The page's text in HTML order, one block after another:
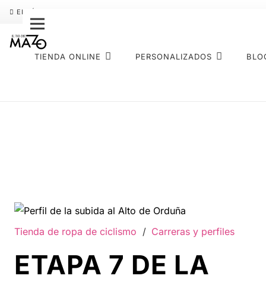
ENVÍO GRATIS
TIENDA ONLINE PERSONALIZADOS
Tienda de ropa de ciclismo / Carreras y perfiles
ETAPA 7 DE LA